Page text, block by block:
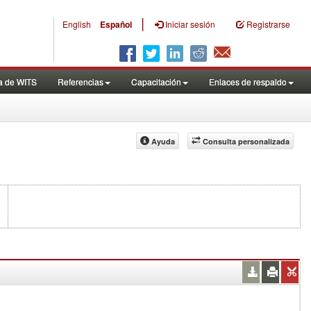
English Español | Iniciar sesión Registrarse
de WITS Referencias Capacitación Enlaces de respaldo
Consulta personalizada
Ayuda